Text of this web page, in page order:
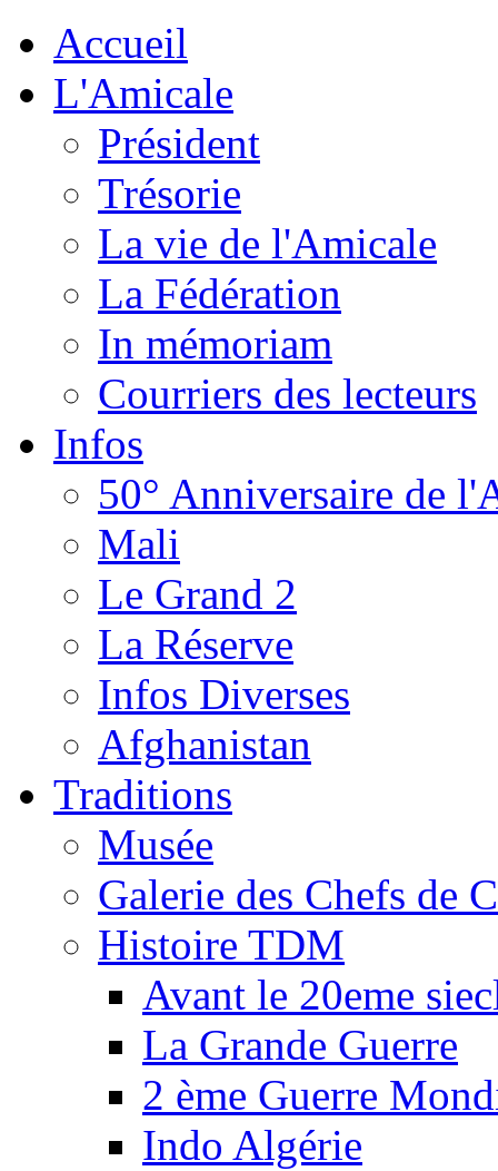
Accueil
L'Amicale
Président
Trésorie
La vie de l'Amicale
La Fédération
In mémoriam
Courriers des lecteurs
Infos
50° Anniversaire de
Mali
Le Grand 2
La Réserve
Infos Diverses
Afghanistan
Traditions
Musée
Galerie des Chefs de
Histoire TDM
Avant le 20eme
La Grande Guerre
2 ème Guerre
Indo Algérie